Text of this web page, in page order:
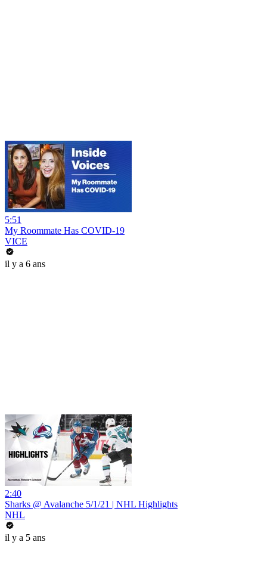
5:51
My Roommate Has COVID-19
VICE
il y a 6 ans
2:40
Sharks @ Avalanche 5/1/21 | NHL Highlights
NHL
il y a 5 ans